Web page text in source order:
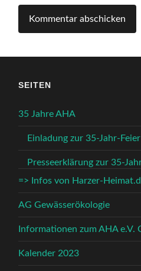
SEITEN
35 Jahre AHA
Einladung zur 35-Jahr-Feier
Presseerklärung zur 35-
=> Infos von Harzer-
AG Gewässerökologie
Informationen zum AHA e.V.
Kalender 2023